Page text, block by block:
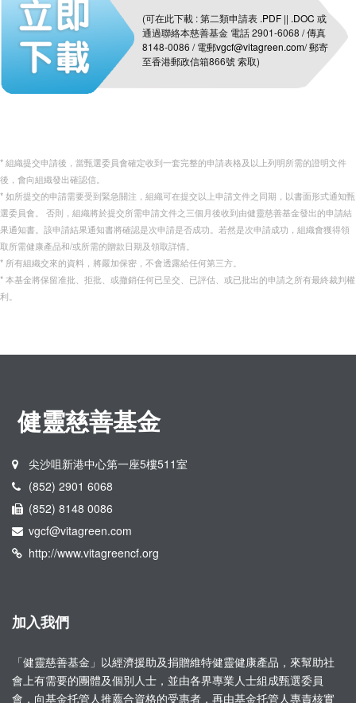
(可在此下載 : 第二類申請表 .PDF || .DOC或
通過聯絡本慈善基金 電話 2901-6068 / 傳真
8148-0086 / 電郵vgcf@vitagreen.com/ 郵寄
至香港郵政信箱866號 索取)
* 組織提交申請後，當甄選委員會確定收到一套完整的申請表格及以上列明所需的證明文件
後，會向組織發出確認信。
* 如所提交的申請需要受到緊急關注，組織可在提交以上申請文件之同期，以書面形式通知甄
選委員會。 否則，組織將於提交所需申請文件之三個月後收到由健靈慈善基金發出的申請結
果通知書。該申請結果通知書將確認是次申請是否成功。若然是次申請成功，組織會獲得領
取所需健康產品和/或所需的贈款日期及領取詳情。
* 所有組織交來的資料，將嚴加保密，不會透露給任何第三方。
* 本基金將保留准批、拒批、或撤銷任何已呈交、已評估、或已批出的申請之所有最終裁判權
利。
健靈慈善基金
尖沙咀新港中心第一座5樓511室
(852) 2901 6068
(852) 8148 0086
vgcf@vitagreen.com
http://www.vitagreencf.org
加入我們
「健靈慈善基金」以經濟援助及捐贈維特健靈健康產品，來幫助社
會上有需要的團體及個別人士，並由各界專業人士組成甄選委員
會，向基金托管人推薦合資格的受惠者，再由基金托管人專責核實